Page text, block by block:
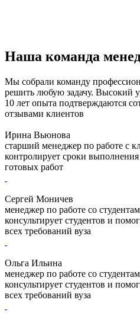
Наша команда
Мы собрали команду
решить любую задачу. Высокий
10 лет опыта подтверждаются
отзывами клиентов
Ирина Вьюнова
старший менеджер по работе с
контролирует сроки выполнения
готовых работ
Сергей Моничев
менеджер по работе со
консультирует студентов и
всех требований вуза
Ольга Ильина
менеджер по работе со
консультирует студентов и
всех требований вуза